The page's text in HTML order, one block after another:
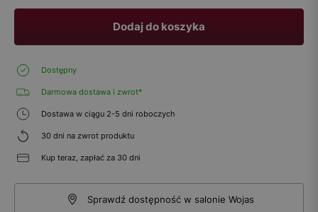
Dodaj do koszyka
Dostępny
Darmowa dostawa i zwrot*
Dostawa w ciągu 2-5 dni roboczych
30 dni na zwrot produktu
Kup teraz, zapłać za 30 dni
Sprawdź dostępność w salonie Wojas